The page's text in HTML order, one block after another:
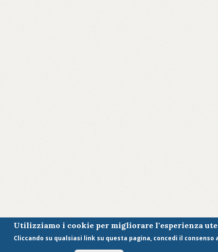
Utilizziamo i cookie per migliorare l'esperienza
Cliccando su qualsiasi link su questa pagina, concedi il